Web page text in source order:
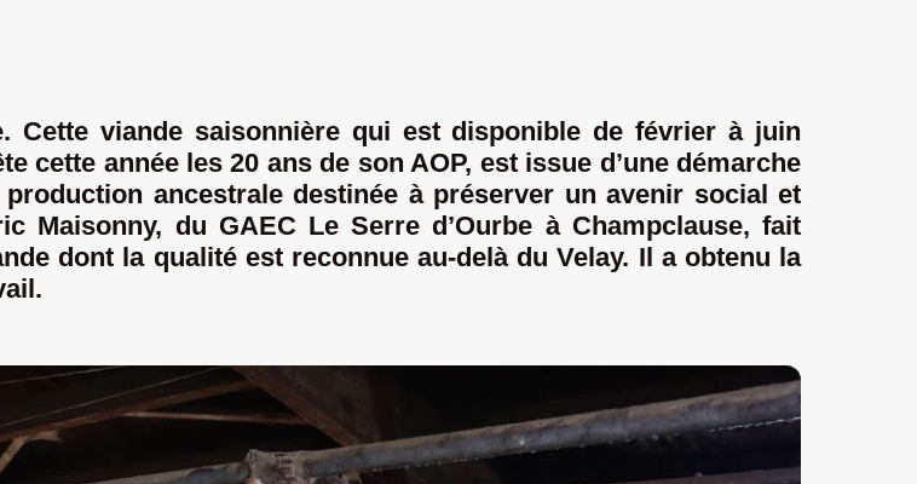
Cette viande saisonnière qui est disponible de février à juin
cette année les 20 ans de son AOP, est issue d’une démarche
ancestrale destinée à préserver un avenir social et
Maisonny, du GAEC Le Serre d’Ourbe à Champclause, fait
dont la qualité est reconnue au-delà du Velay. Il a obtenu la